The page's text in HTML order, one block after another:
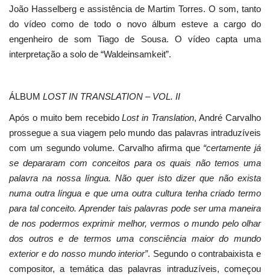
João Hasselberg e assistência de Martim Torres. O som, tanto
do vídeo como de todo o novo álbum esteve a cargo do
engenheiro de som Tiago de Sousa. O vídeo capta uma
interpretação a solo de “Waldeinsamkeit”.
ÁLBUM LOST IN TRANSLATION – VOL. II
Após o muito bem recebidoLost in Translation, André Carvalho
prossegue a sua viagem pelo mundo das palavras intraduzíveis
com um segundo volume. Carvalho afirma que “certamente já
se depararam com conceitos para os quais não temos uma
palavra na nossa língua. Não quer isto dizer que não exista
numa outra língua e que uma outra cultura tenha criado termo
para tal conceito. Aprender tais palavras pode ser uma maneira
de nos podermos exprimir melhor, vermos o mundo pelo olhar
dos outros e de termos uma consciência maior do mundo
exterior e do nosso mundo interior”. Segundo o contrabaixista e
compositor, a temática das palavras intraduzíveis, começou